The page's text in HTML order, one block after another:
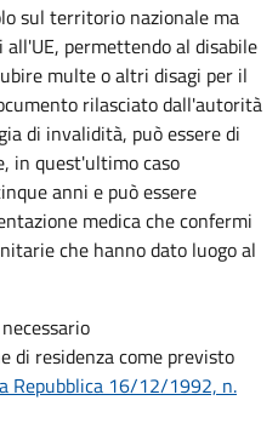
sul territorio nazionale ma
permettendo al disabile
multe o altri disagi per il
rilasciato dall'autorità
di invalidità, può essere di
in quest'ultimo caso
anni e può essere
medica che confermi
che hanno dato luogo al
di residenza come previsto
Repubblica 16/12/1992, n.